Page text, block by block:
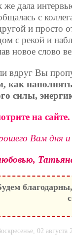
же дала
с
и просто
с рекой и
новое слово
вдруг Вы
как
силы,
на сайте.
Вам дня
02 августа